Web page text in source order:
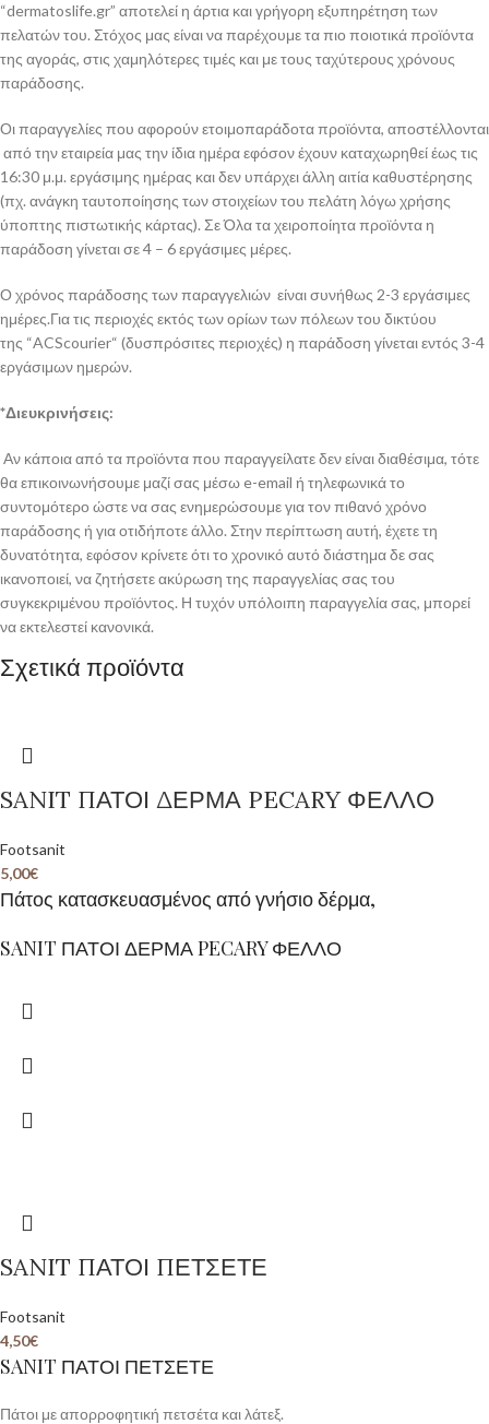
“dermatoslife.gr” αποτελεί η άρτια και γρήγορη εξυπηρέτηση των
πελατών του. Στόχος μας είναι να παρέχουμε τα πιο ποιοτικά προϊόντα
της αγοράς, στις χαμηλότερες τιμές και με τους ταχύτερους χρόνους
παράδοσης.
Οι παραγγελίες που αφορούν ετοιμοπαράδοτα προϊόντα, αποστέλλονται
από την εταιρεία μας την ίδια ημέρα εφόσον έχουν καταχωρηθεί έως τις
16:30 μ.μ. εργάσιμης ημέρας και δεν υπάρχει άλλη αιτία καθυστέρησης
(πχ. ανάγκη ταυτοποίησης των στοιχείων του πελάτη λόγω χρήσης
ύποπτης πιστωτικής κάρτας). Σε Όλα τα χειροποίητα προϊόντα η
παράδοση γίνεται σε 4 – 6 εργάσιμες μέρες.
Ο χρόνος παράδοσης των παραγγελιών είναι συνήθως 2-3 εργάσιμες
ημέρες.Για τις περιοχές εκτός των ορίων των πόλεων του δικτύου
της “ACScourier“ (δυσπρόσιτες περιοχές) η παράδοση γίνεται εντός 3-4
εργάσιμων ημερών.
*Διευκρινήσεις:
Αν κάποια από τα προϊόντα που παραγγείλατε δεν είναι διαθέσιμα, τότε
θα επικοινωνήσουμε μαζί σας μέσω e-email ή τηλεφωνικά το
συντομότερο ώστε να σας ενημερώσουμε για τον πιθανό χρόνο
παράδοσης ή για οτιδήποτε άλλο. Στην περίπτωση αυτή, έχετε τη
δυνατότητα, εφόσον κρίνετε ότι το χρονικό αυτό διάστημα δε σας
ικανοποιεί, να ζητήσετε ακύρωση της παραγγελίας σας του
συγκεκριμένου προϊόντος. Η τυχόν υπόλοιπη παραγγελία σας, μπορεί
να εκτελεστεί κανονικά.
Σχετικά προϊόντα
SANIT ΠΑΤΟΙ ΔΕΡΜΑ PECARY ΦΕΛΛΟ
Footsanit
5,00€
Πάτος κατασκευασμένος από γνήσιο δέρμα,
SANIT ΠΑΤΟΙ ΔΕΡΜΑ PECARY ΦΕΛΛΟ
SANIT ΠΑΤΟΙ ΠΕΤΣΕΤΕ
Footsanit
4,50€
SANIT ΠΑΤΟΙ ΠΕΤΣΕΤΕ
Πάτοι με απορροφητική πετσέτα και λάτεξ.